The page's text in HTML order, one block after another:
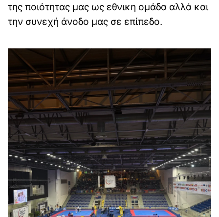
της ποιότητας μας ως εθνικη ομάδα αλλά και
την συνεχή άνοδο μας σε επίπεδο.